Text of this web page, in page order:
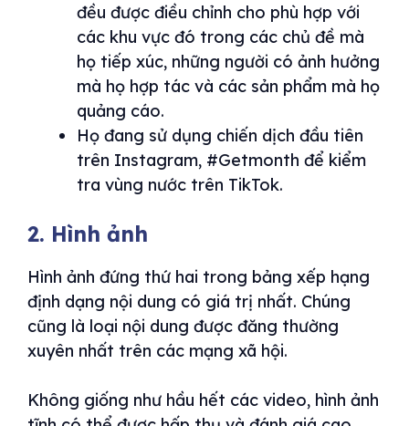
đều được điều chỉnh cho phù hợp với
các khu vực đó trong các chủ đề mà
họ tiếp xúc, những người có ảnh hưởng
mà họ hợp tác và các sản phẩm mà họ
quảng cáo.
Họ đang sử dụng chiến dịch đầu tiên
trên Instagram, #Getmonth để kiểm
tra vùng nước trên TikTok.
2. Hình ảnh
Hình ảnh đứng thứ hai trong bảng xếp hạng
định dạng nội dung có giá trị nhất. Chúng
cũng là loại nội dung được đăng thường
xuyên nhất trên các mạng xã hội.
Không giống như hầu hết các video, hình ảnh